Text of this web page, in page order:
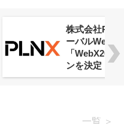
アジア最大級のグロ
ンファレンス
とのコラボレーショ
一覧